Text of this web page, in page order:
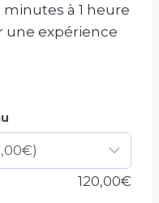
à 1 heure
une expérience
120,00€